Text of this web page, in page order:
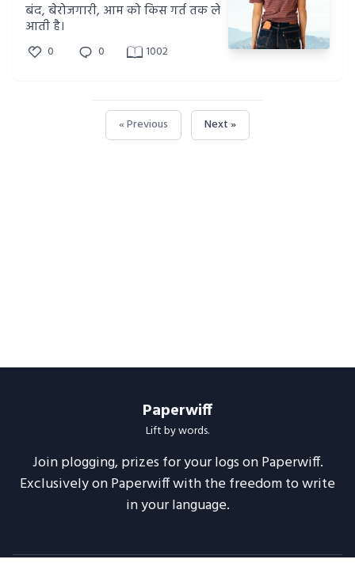
बंद, बेरोजगारी, आम को किस गर्त तक ले
आती है।
0 0 1002
« Previous Next »
Paperwiff
Lift by words.
Join plogging, prizes for your logs on Paperwiff.
Exclusively on Paperwiff with the freedom to write
in your language.